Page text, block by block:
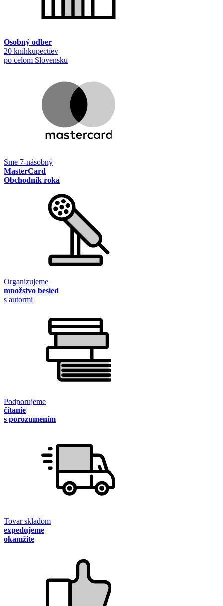
Osobný odber
20 kníhkupectiev
po celom Slovensku
Sme 7-násobný
MasterCard
Obchodník roka
Organizujeme
množstvo besied
s autormi
Podporujeme
čítanie
s porozumením
Tovar skladom
expedujeme
okamžite